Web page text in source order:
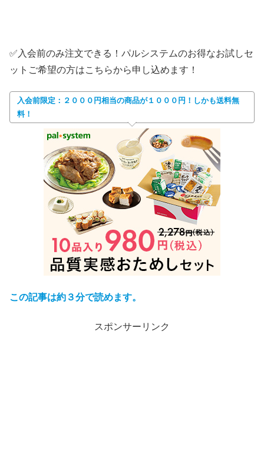
✅入会前のみ注文できる！パルシステムのお得なお試しセ
ットご希望の方はこちらから申し込めます！
入会前限定：２０００円相当の商品が１０００円！しかも送料無
料！
この記事は約３分で読めます。
スポンサーリンク